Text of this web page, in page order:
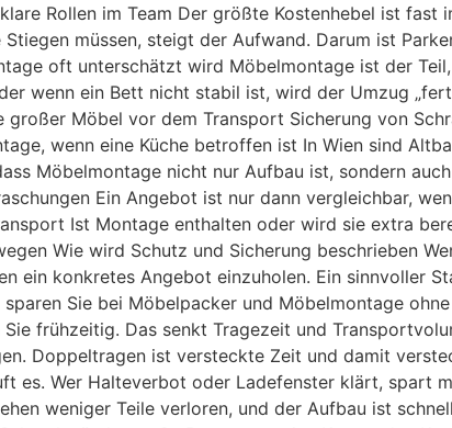
Rollen im Team Der größte Kostenhebel ist
Stiegen müssen, steigt der Aufwand. Darum ist
oft unterschätzt wird Möbelmontage ist der
wenn ein Bett nicht stabil ist, wird der Umzug
großer Möbel vor dem Transport Sicherung von
wenn eine Küche betroffen ist In Wien sind
Möbelmontage nicht nur Aufbau ist, sondern
Ein Angebot ist nur dann vergleichbar,
Ist Montage enthalten oder wird sie extra
Wie wird Schutz und Sicherung beschrieben
ein konkretes Angebot einzuholen. Ein sinnvoller
sparen Sie bei Möbelpacker und Möbelmontage
Sie frühzeitig. Das senkt Tragezeit und
Doppeltragen ist versteckte Zeit und damit
es. Wer Halteverbot oder Ladefenster klärt, spart
weniger Teile verloren, und der Aufbau ist